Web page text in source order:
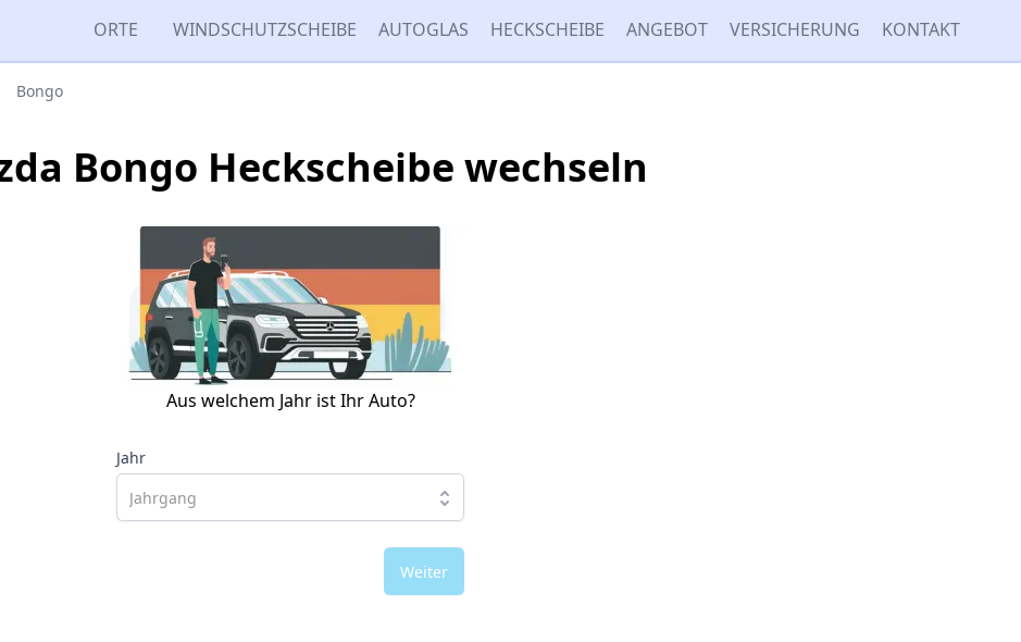
ORTE WINDSCHUTZSCHEIBE AUTOGLAS HECKSCHEIBE ANGEBOT VERSICHERUNG KONTAKT
Bongo
Bongo Heckscheibe wechseln
Aus welchem Jahr ist Ihr Auto?
Jahr
Weiter